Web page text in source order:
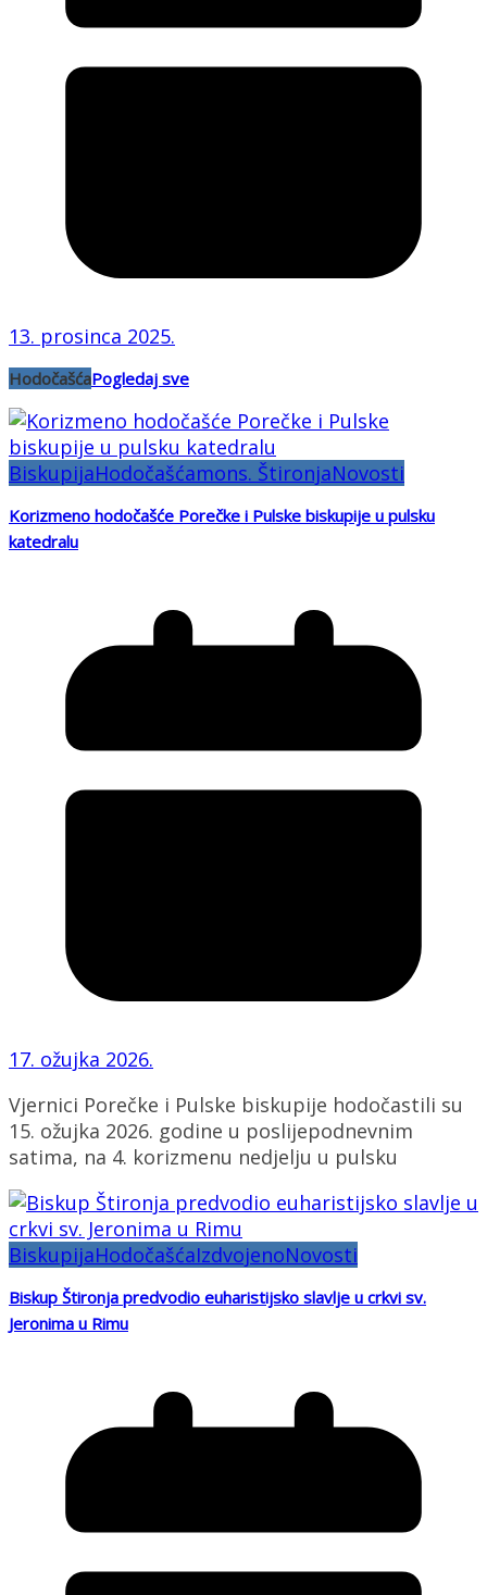
13. prosinca 2025.
HodočašćaPogledaj sve
BiskupijaHodočašćamons. ŠtironjaNovosti
Korizmeno hodočašće Porečke i Pulske biskupije u pulsku
katedralu
17. ožujka 2026.
Vjernici Porečke i Pulske biskupije hodočastili su
15. ožujka 2026. godine u poslijepodnevnim
satima, na 4. korizmenu nedjelju u pulsku
BiskupijaHodočašćaIzdvojenoNovosti
Biskup Štironja predvodio euharistijsko slavlje u crkvi sv.
Jeronima u Rimu